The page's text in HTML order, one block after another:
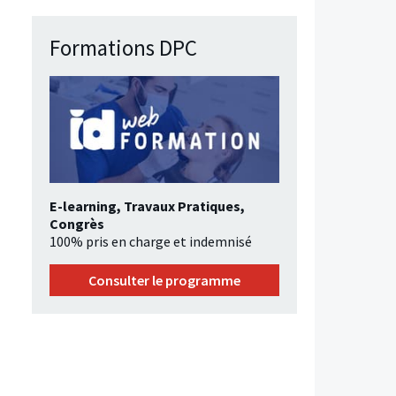
Formations DPC
E-learning, Travaux Pratiques,
Congrès
100% pris en charge et indemnisé
Consulter le programme